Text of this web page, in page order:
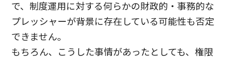
で、制度運用に対する何らかの財政的・事務的な
プレッシャーが背景に存在している可能性も否定
できません。
もちろん、こうした事情があったとしても、権限